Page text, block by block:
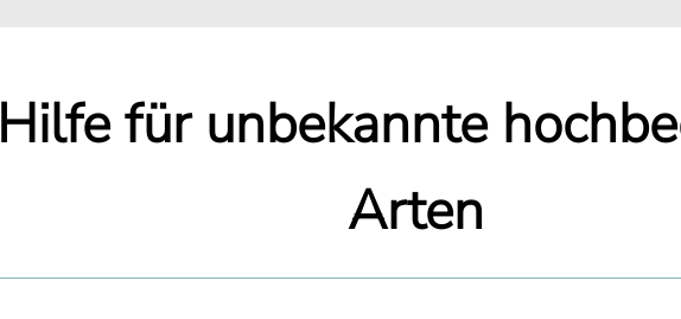
Hilfe für unbekannte
Arten